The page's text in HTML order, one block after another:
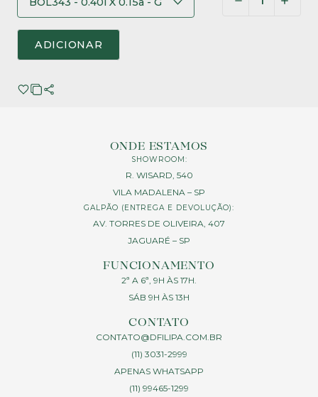
ADICIONAR
ONDE ESTAMOS
SHOWROOM:
R. WISARD, 540
VILA MADALENA – SP
GALPÃO (ENTREGA E DEVOLUÇÃO):
AV. TORRES DE OLIVEIRA, 407
JAGUARÉ – SP
FUNCIONAMENTO
2ª A 6ª, 9H ÀS 17H.
SÁB 9H ÀS 13H
CONTATO
CONTATO@DFILIPA.COM.BR
(11) 3031-2999
APENAS WHATSAPP
(11) 99465-1299